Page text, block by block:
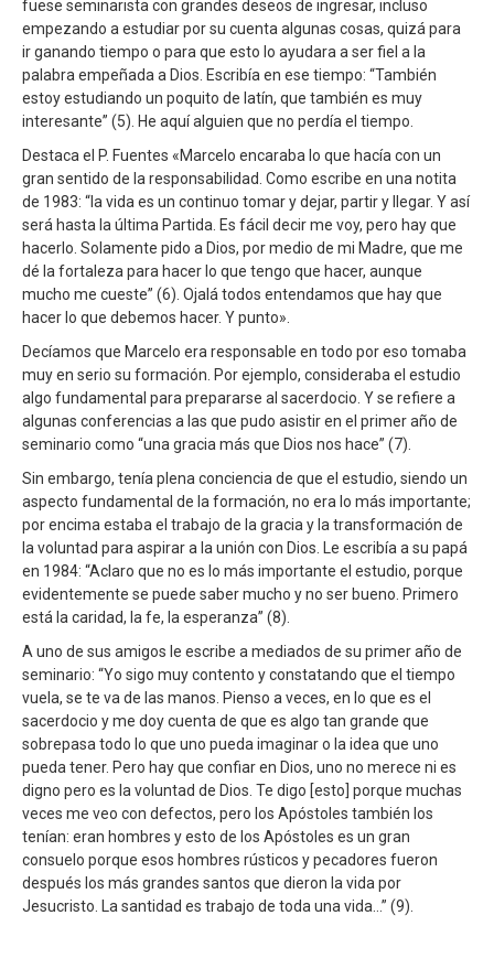
fuese seminarista con grandes deseos de ingresar, incluso
empezando a estudiar por su cuenta algunas cosas, quizá para
ir ganando tiempo o para que esto lo ayudara a ser fiel a la
palabra empeñada a Dios. Escribía en ese tiempo: “También
estoy estudiando un poquito de latín, que también es muy
interesante” (5). He aquí alguien que no perdía el tiempo.
Destaca el P. Fuentes «Marcelo encaraba lo que hacía con un
gran sentido de la responsabilidad. Como escribe en una notita
de 1983: “la vida es un continuo tomar y dejar, partir y llegar. Y así
será hasta la última Partida. Es fácil decir me voy, pero hay que
hacerlo. Solamente pido a Dios, por medio de mi Madre, que me
dé la fortaleza para hacer lo que tengo que hacer, aunque
mucho me cueste” (6). Ojalá todos entendamos que hay que
hacer lo que debemos hacer. Y punto».
Decíamos que Marcelo era responsable en todo por eso tomaba
muy en serio su formación. Por ejemplo, consideraba el estudio
algo fundamental para prepararse al sacerdocio. Y se refiere a
algunas conferencias a las que pudo asistir en el primer año de
seminario como “una gracia más que Dios nos hace” (7).
Sin embargo, tenía plena conciencia de que el estudio, siendo un
aspecto fundamental de la formación, no era lo más importante;
por encima estaba el trabajo de la gracia y la transformación de
la voluntad para aspirar a la unión con Dios. Le escribía a su papá
en 1984: “Aclaro que no es lo más importante el estudio, porque
evidentemente se puede saber mucho y no ser bueno. Primero
está la caridad, la fe, la esperanza” (8).
A uno de sus amigos le escribe a mediados de su primer año de
seminario: “Yo sigo muy contento y constatando que el tiempo
vuela, se te va de las manos. Pienso a veces, en lo que es el
sacerdocio y me doy cuenta de que es algo tan grande que
sobrepasa todo lo que uno pueda imaginar o la idea que uno
pueda tener. Pero hay que confiar en Dios, uno no merece ni es
digno pero es la voluntad de Dios. Te digo [esto] porque muchas
veces me veo con defectos, pero los Apóstoles también los
tenían: eran hombres y esto de los Apóstoles es un gran
consuelo porque esos hombres rústicos y pecadores fueron
después los más grandes santos que dieron la vida por
Jesucristo. La santidad es trabajo de toda una vida…” (9).